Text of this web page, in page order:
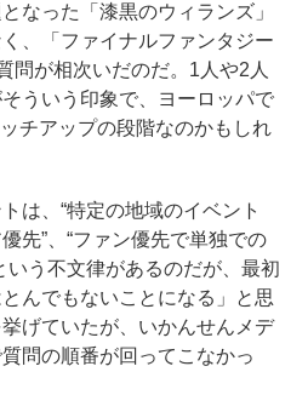
なった「漆黒のウィランズ」
、「ファイナルファンタジー
問が相次いだのだ。1人や2人
ういう印象で、ヨーロッパで
チアップの段階なのかもしれ
は、“特定の地域のイベント
先”、“ファン優先で単独での
いう不文律があるのだが、最初
んでもないことになる」と思
げていたが、いかんせんメデ
問の順番が回ってこなかっ